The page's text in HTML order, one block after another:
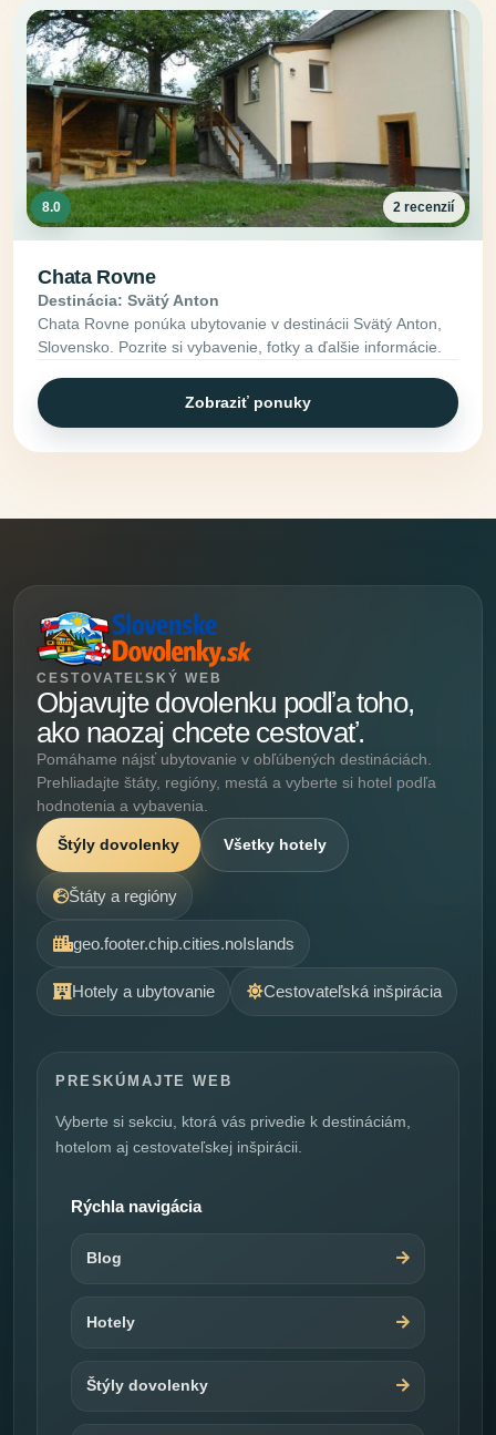
8.0 2 recenzií
Chata Rovne
Destinácia: Svätý Anton
Chata Rovne ponúka ubytovanie v destinácii Svätý Anton,
Slovensko. Pozrite si vybavenie, fotky a ďalšie informácie.
Zobraziť ponuky
CESTOVATEĽSKÝ WEB
Objavujte dovolenku podľa toho,
ako naozaj chcete cestovať.
Pomáhame nájsť ubytovanie v obľúbených destináciách.
Prehliadajte štáty, regióny, mestá a vyberte si hotel podľa
hodnotenia a vybavenia.
Štýly dovolenky Všetky hotely
Štáty a regióny
geo.footer.chip.cities.noIslands
Hotely a ubytovanie Cestovateľská inšpirácia
PRESKÚMAJTE WEB
Vyberte si sekciu, ktorá vás privedie k destináciám,
hotelom aj cestovateľskej inšpirácii.
Rýchla navigácia
Blog
Hotely
Štýly dovolenky